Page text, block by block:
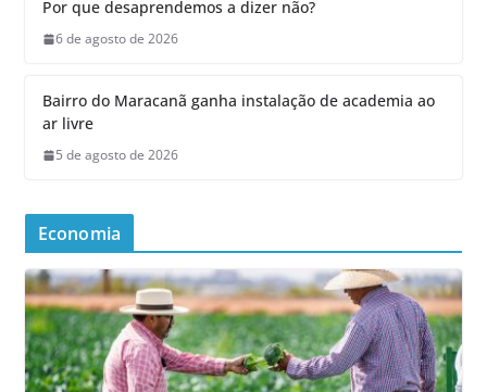
Por que desaprendemos a dizer não?
6 de agosto de 2026
Bairro do Maracanã ganha instalação de academia ao
ar livre
5 de agosto de 2026
Economia